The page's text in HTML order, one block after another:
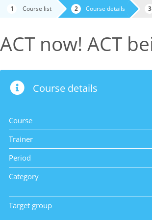
Course list Course details
ACT now! ACT
Course details
Course
Trainer
Period
Category
Target group